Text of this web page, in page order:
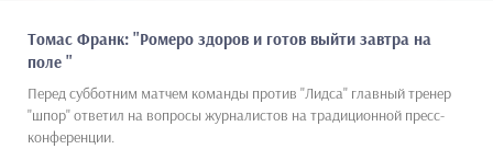
Томас Франк: "Ромеро здоров и готов выйти завтра на
поле "
Перед субботним матчем команды против "Лидса" главный тренер
"шпор" ответил на вопросы журналистов на традиционной пресс-
конференции.